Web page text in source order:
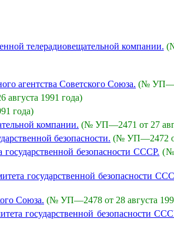
телерадиовещательной компании.
агентства Советского Союза. (№
1991 года)
года)
компании. (№ УП—2471 от 27
безопасности. (№ УП—2472 от
безопасности СССР. (№
государственной безопасности
Союза. (№ УП—2478 от 28 августа
государственной безопасности